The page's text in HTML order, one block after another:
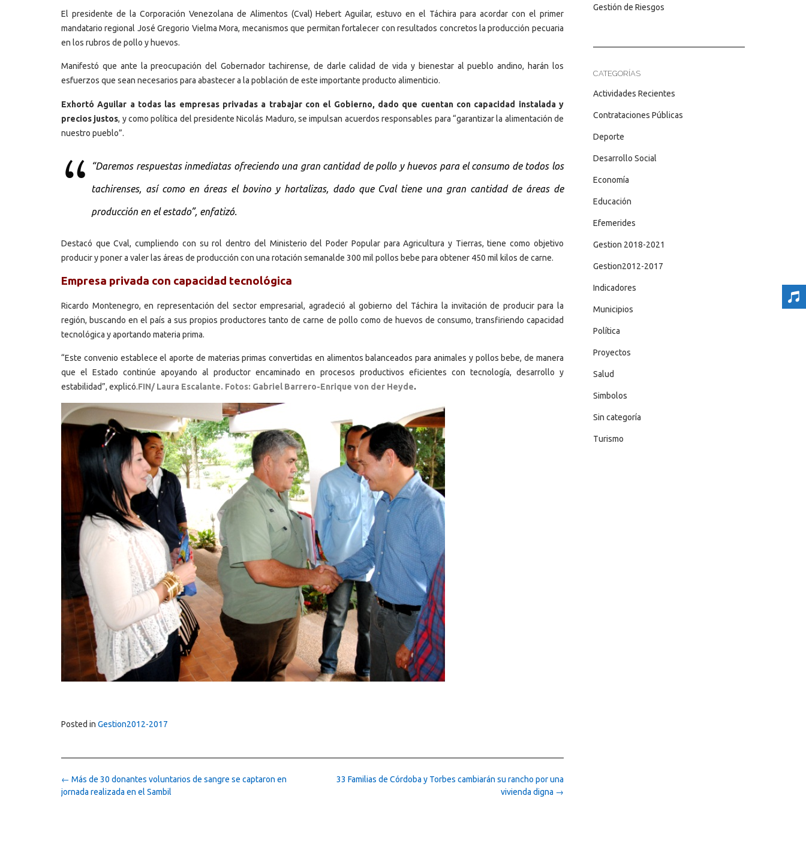
El presidente de la Corporación Venezolana de Alimentos (Cval) Hebert Aguilar, estuvo en el Táchira para acordar con el primer
mandatario regional José Gregorio Vielma Mora, mecanismos que permitan fortalecer con resultados concretos la producción pecuaria
en los rubros de pollo y huevos.
Manifestó que ante la preocupación del Gobernador tachirense, de darle calidad de vida y bienestar al pueblo andino, harán los
esfuerzos que sean necesarios para abastecer a la población de este importante producto alimenticio.
Exhortó Aguilar a todas las empresas privadas a trabajar con el Gobierno, dado que cuentan con capacidad instalada y
precios justos, y como política del presidente Nicolás Maduro, se impulsan acuerdos responsables para “garantizar la alimentación de
nuestro pueblo”.
“Daremos respuestas inmediatas ofreciendo una gran cantidad de pollo y huevos para el consumo de todos los
tachirenses, así como en áreas el bovino y hortalizas, dado que Cval tiene una gran cantidad de áreas de
producción en el estado”, enfatizó.
Destacó que Cval, cumpliendo con su rol dentro del Ministerio del Poder Popular para Agricultura y Tierras, tiene como objetivo
producir y poner a valer las áreas de producción con una rotación semanalde 300 mil pollos bebe para obtener 450 mil kilos de carne.
Empresa privada con capacidad tecnológica
Ricardo Montenegro, en representación del sector empresarial, agradeció al gobierno del Táchira la invitación de producir para la
región, buscando en el país a sus propios productores tanto de carne de pollo como de huevos de consumo, transfiriendo capacidad
tecnológica y aportando materia prima.
“Este convenio establece el aporte de materias primas convertidas en alimentos balanceados para animales y pollos bebe, de manera
que el Estado continúe apoyando al productor encaminado en procesos productivos eficientes con tecnología, desarrollo y
estabilidad”, explicó.FIN/ Laura Escalante. Fotos: Gabriel Barrero-Enrique von der Heyde.
Posted in Gestion2012-2017
Post
navigation
33 Familias de Córdoba y Torbes cambiarán su rancho por una
vivienda digna →
← Más de 30 donantes voluntarios de sangre se captaron en
jornada realizada en el Sambil
Gestión de Riesgos
CATEGORÍAS
Actividades Recientes
Contrataciones Públicas
Deporte
Desarrollo Social
Economía
Educación
Efemerides
Gestion 2018-2021
Gestion2012-2017
Indicadores
Municipios
Política
Proyectos
Salud
Simbolos
Sin categoría
Turismo